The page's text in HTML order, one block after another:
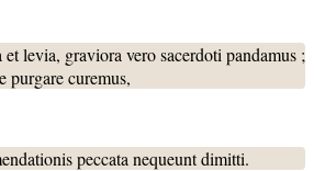
levia, graviora vero sacerdoti pandamus ;
purgare curemus,
peccata nequeunt dimitti.